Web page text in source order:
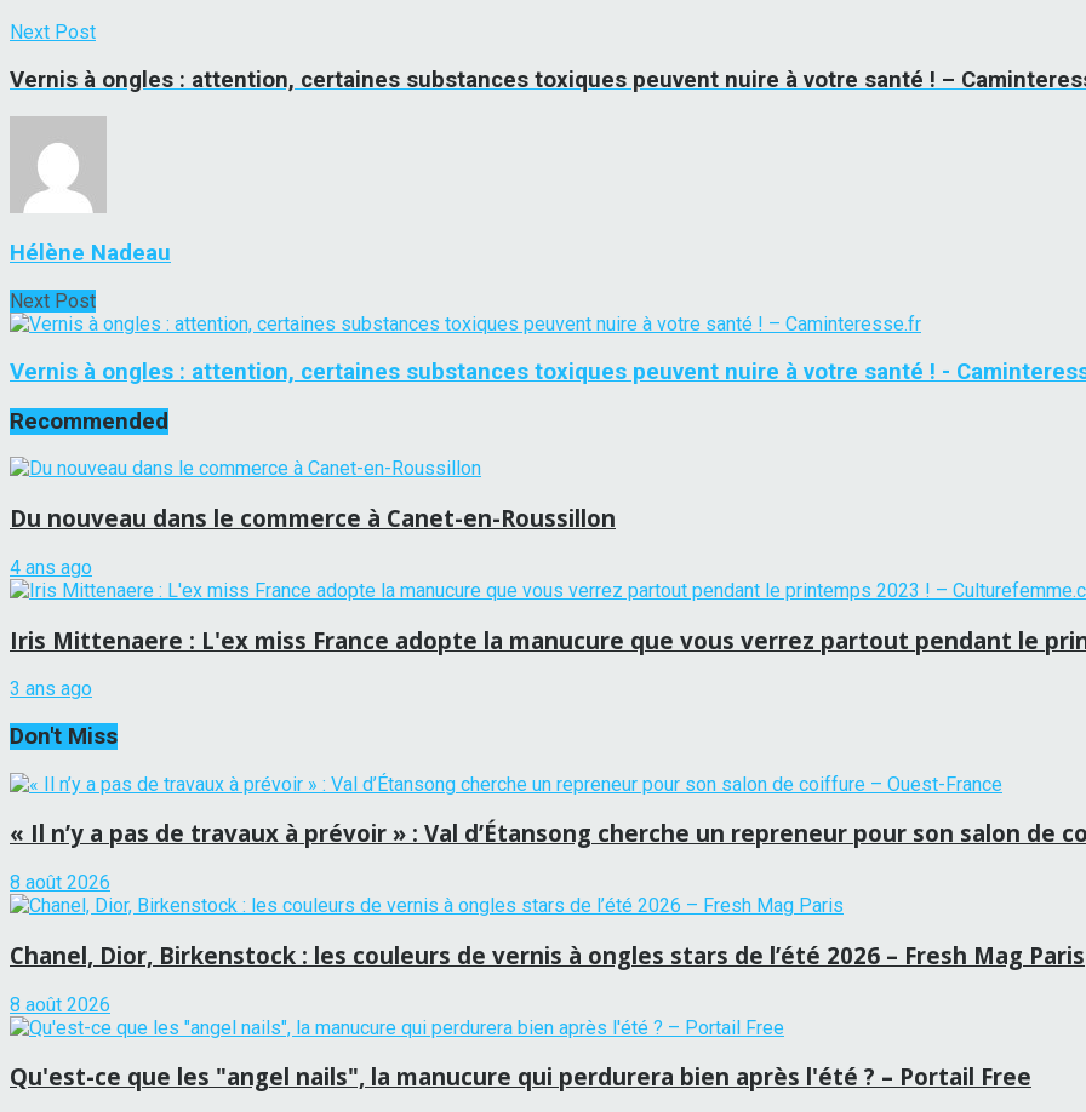
Next Post
Vernis à ongles : attention, certaines substances toxiques peuvent nuire à votre santé ! –
Hélène Nadeau
Next Post
Vernis à ongles : attention, certaines substances toxiques peuvent nuire à votre santé ! -
Recommended
Du nouveau dans le commerce à Canet-en-Roussillon
4 ans ago
Iris Mittenaere : L'ex miss France adopte la manucure que vous verrez partout pendant le
3 ans ago
Don't Miss
« Il n’y a pas de travaux à prévoir » : Val d’Étansong cherche un repreneur pour son salon de
8 août 2026
Chanel, Dior, Birkenstock : les couleurs de vernis à ongles stars de l’été 2026 – Fresh Mag Paris
8 août 2026
Qu'est-ce que les "angel nails", la manucure qui perdurera bien après l'été ? – Portail Free